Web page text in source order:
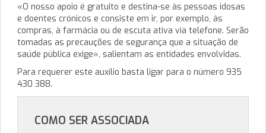
«O nosso apoio é gratuito e destina-se às pessoas idosas
e doentes crónicos e consiste em ir, por exemplo, às
compras, à farmácia ou de escuta ativa via telefone. Serão
tomadas as precauções de segurança que a situação de
saúde pública exige», salientam as entidades envolvidas.
Para requerer este auxílio basta ligar para o número 935
430 388.
COMO SER ASSOCIADA